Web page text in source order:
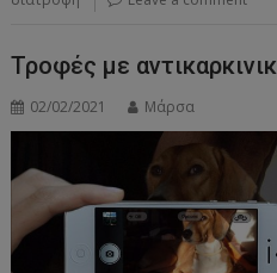
Τροφές με
02/02/2021 Μάρσα